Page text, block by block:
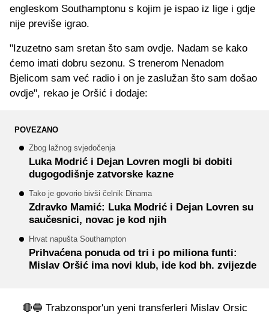
engleskom Southamptonu s kojim je ispao iz lige i gdje
nije previše igrao.
"Izuzetno sam sretan što sam ovdje. Nadam se kako
ćemo imati dobru sezonu. S trenerom Nenadom
Bjelicom sam već radio i on je zaslužan što sam došao
ovdje", rekao je Oršić i dodaje:
POVEZANO
Zbog lažnog svjedočenja
Luka Modrić i Dejan Lovren mogli bi dobiti
dugogodišnje zatvorske kazne
Tako je govorio bivši čelnik Dinama
Zdravko Mamić: Luka Modrić i Dejan Lovren su
saučesnici, novac je kod njih
Hrvat napušta Southampton
Prihvaćena ponuda od tri i po miliona funti:
Mislav Oršić ima novi klub, ide kod bh. zvijezde
🔴🔵 Trabzonspor'un yeni transferleri Mislav Orsic